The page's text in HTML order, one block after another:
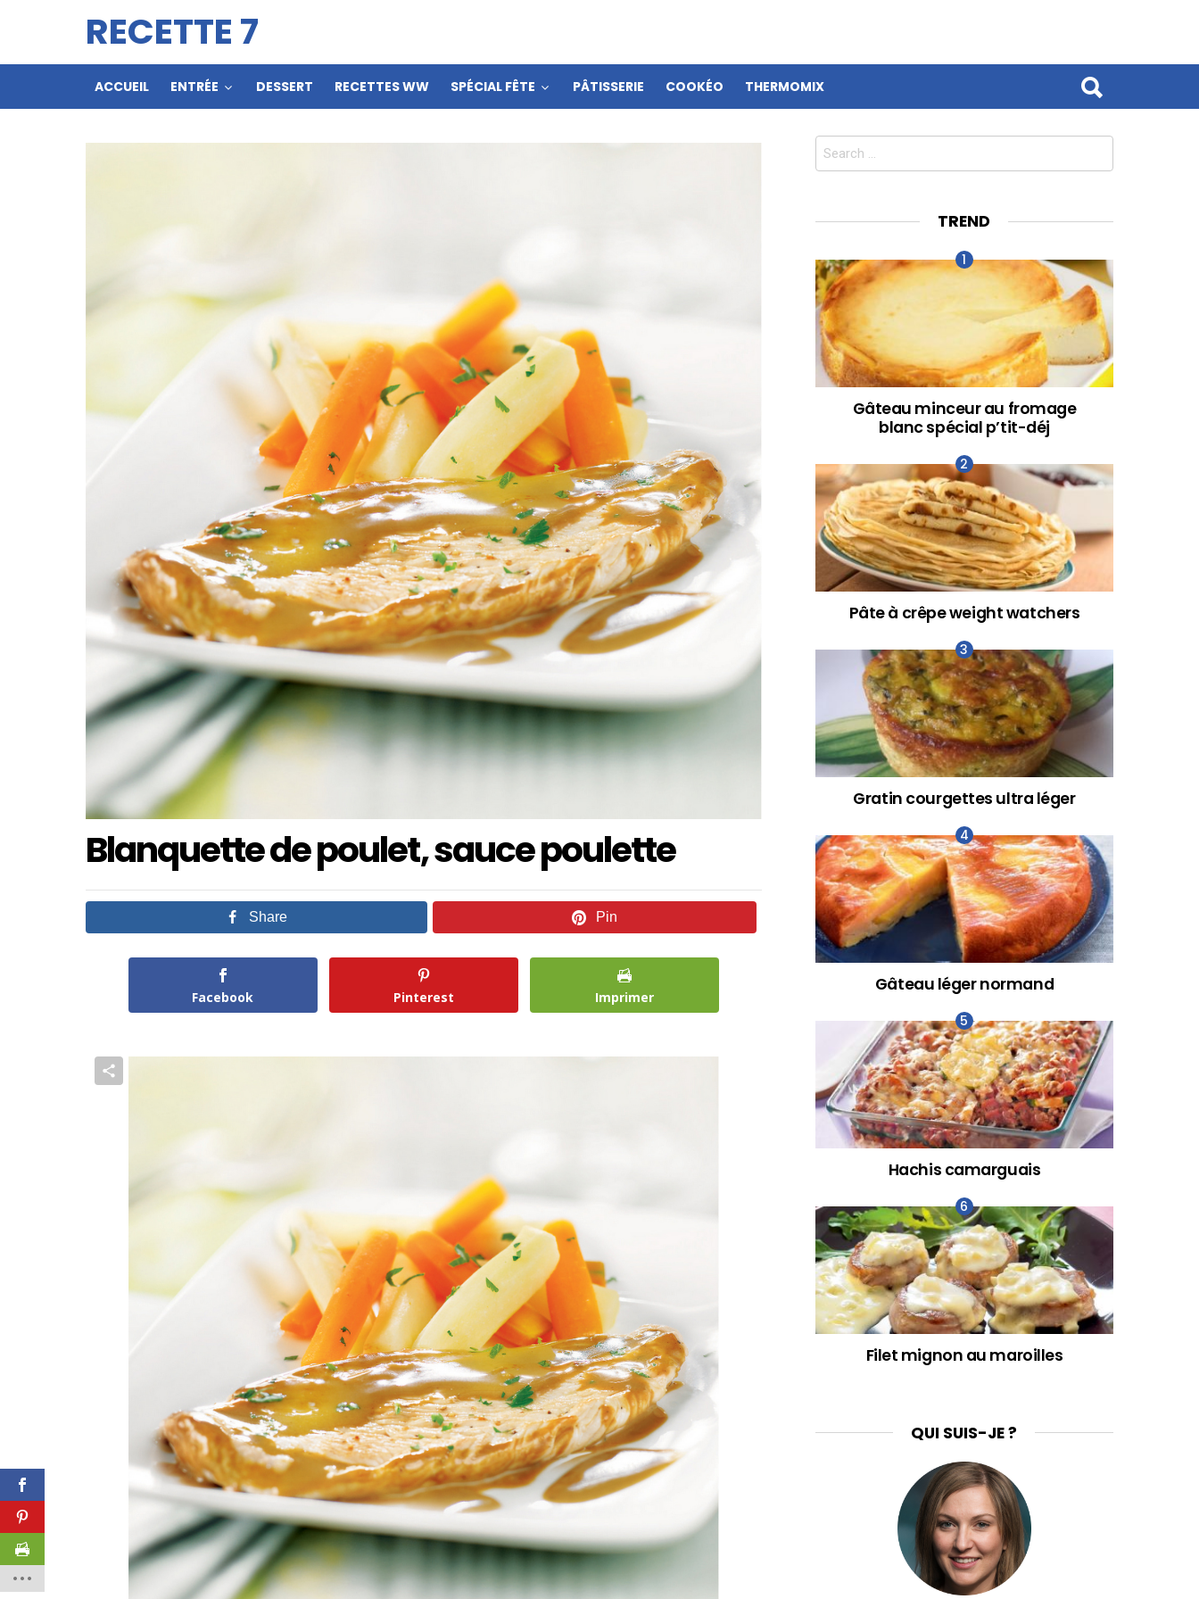
RECETTE 7
ACCUEIL ENTRÉE DESSERT RECETTES WW SPÉCIAL FÊTE PÂTISSERIE COOKÉO THERMOMIX
Blanquette de poulet, sauce poulette
Share Pin
Facebook Pinterest Imprimer
Search
TREND
Gâteau minceur au fromage
blanc spécial p’tit-déj
Pâte à crêpe weight watchers
Gratin courgettes ultra léger
Gâteau léger normand
Hachis camarguais
Filet mignon au maroilles
QUI SUIS-JE ?